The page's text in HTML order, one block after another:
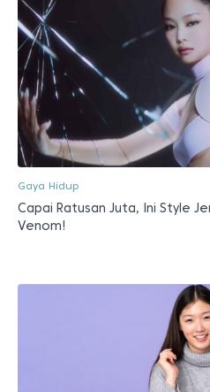
Gaya Hidup
Capai Ratusan Juta, Ini Style
Venom!